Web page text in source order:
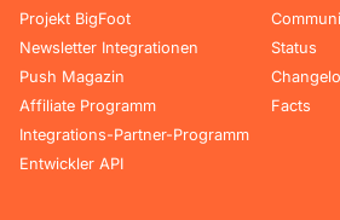
Projekt BigFoot
Newsletter Integrationen
Push Magazin
Affiliate Programm
Integrations-Partner-Programm
Entwickler API
Status
Facts